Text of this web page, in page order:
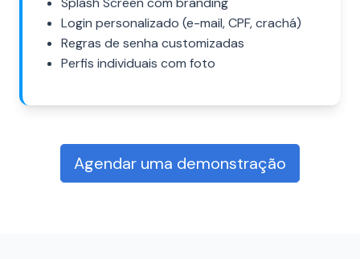
Login personalizado (e-mail, CPF, crachá)
Regras de senha customizadas
Perfis individuais com foto
Agendar uma demonstração